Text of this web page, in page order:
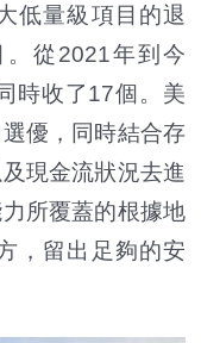
低量級項目的退
從2021年到今
時收了17個。美
優，同時結合存
現金流狀況去進
所覆蓋的根據地
，留出足夠的安